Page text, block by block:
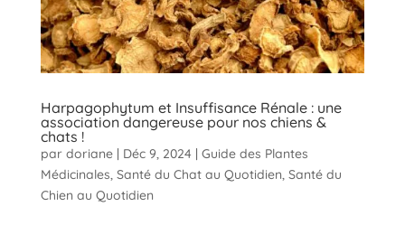
Harpagophytum et Insuffisance Rénale : une
association dangereuse pour nos chiens &
chats !
par doriane| Déc 9, 2024 | Guide des Plantes
Médicinales, Santé du Chat au Quotidien, Santé du
Chien au Quotidien